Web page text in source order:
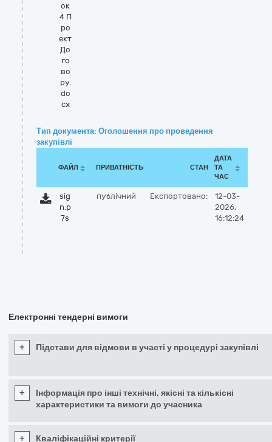
ок
4 П
ро
ект
До
го
во
ру.
do
cx
Тип документа: Оголошення про проведення
закупівлі
ФАЙЛ ПРИВАТНІСТЬ СТАН
ДАТА
ТА
ЧАС
sig
n.p
7s
публічний Експортовано:
12-03-
2026,
16:12:24
Електронні тендерні вимоги
+ Підстави для відмови в участі у процедурі закупівлі
+
Інформація про інші технічні, якісні та кількісні
характеристики та вимоги до учасника
+ Кваліфікаційні критерії